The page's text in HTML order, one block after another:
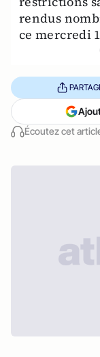
rendus
ce mercredi
Écoutez cet